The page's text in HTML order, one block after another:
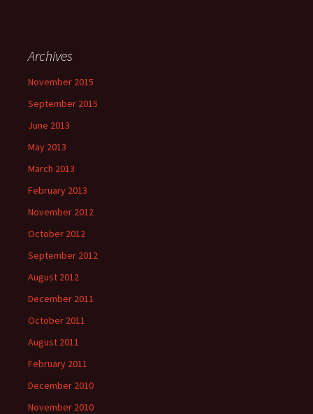
Archives
November 2015
September 2015
June 2013
May 2013
March 2013
February 2013
November 2012
October 2012
September 2012
August 2012
December 2011
October 2011
August 2011
February 2011
December 2010
November 2010